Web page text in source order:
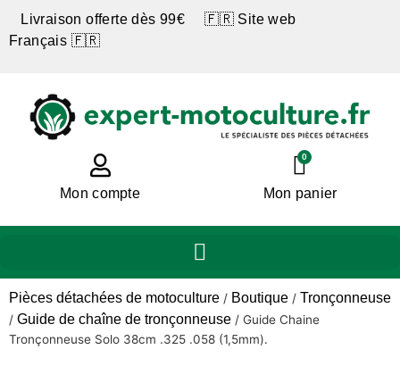
Livraison offerte dès 99€ 🇫🇷 Site web
Français 🇫🇷
Mon compte
0
Mon panier
Pièces détachées de motoculture / Boutique / Tronçonneuse
/ Guide de chaîne de tronçonneuse / Guide Chaine
Tronçonneuse Solo 38cm .325 .058 (1,5mm).